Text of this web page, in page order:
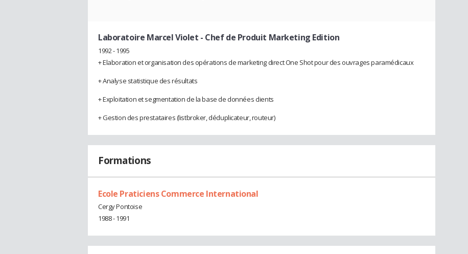
Laboratoire Marcel Violet - Chef de Produit Marketing Edition
1992 - 1995
+ Elaboration et organisation des opérations de marketing direct One Shot pour des ouvrages paramédicaux
+ Analyse statistique des résultats
+ Exploitation et segmentation de la base de données clients
+ Gestion des prestataires (listbroker, déduplicateur, routeur)
Formations
Ecole Praticiens Commerce International
Cergy Pontoise
1988 - 1991